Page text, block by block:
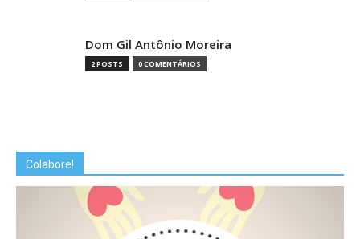
Dom Gil Antônio Moreira
2 POSTS 0 COMENTÁRIOS
Colabore!